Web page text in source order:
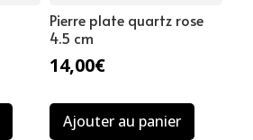
Pierre plate quartz rose
4.5 cm
14,00€
Ajouter au panier